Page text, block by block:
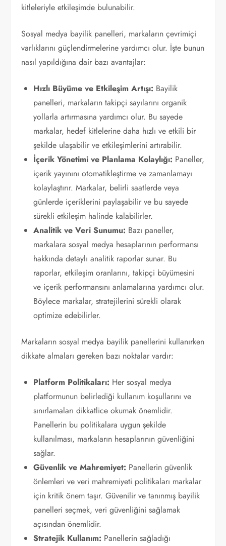
kitleleriyle etkileşimde bulunabilir.
Sosyal medya bayilik panelleri, markaların çevrimiçi
varlıklarını güçlendirmelerine yardımcı olur. İşte bunun
nasıl yapıldığına dair bazı avantajlar:
Hızlı Büyüme ve Etkileşim Artışı: Bayilik
panelleri, markaların takipçi sayılarını organik
yollarla artırmasına yardımcı olur. Bu sayede
markalar, hedef kitlelerine daha hızlı ve etkili bir
şekilde ulaşabilir ve etkileşimlerini artırabilir.
İçerik Yönetimi ve Planlama Kolaylığı: Paneller,
içerik yayınını otomatikleştirme ve zamanlamayı
kolaylaştırır. Markalar, belirli saatlerde veya
günlerde içeriklerini paylaşabilir ve bu sayede
sürekli etkileşim halinde kalabilirler.
Analitik ve Veri Sunumu: Bazı paneller,
markalara sosyal medya hesaplarının performansı
hakkında detaylı analitik raporlar sunar. Bu
raporlar, etkileşim oranlarını, takipçi büyümesini
ve içerik performansını anlamalarına yardımcı olur.
Böylece markalar, stratejilerini sürekli olarak
optimize edebilirler.
Markaların sosyal medya bayilik panellerini kullanırken
dikkate almaları gereken bazı noktalar vardır:
Platform Politikaları: Her sosyal medya
platformunun belirlediği kullanım koşullarını ve
sınırlamaları dikkatlice okumak önemlidir.
Panellerin bu politikalara uygun şekilde
kullanılması, markaların hesaplarının güvenliğini
sağlar.
Güvenlik ve Mahremiyet: Panellerin güvenlik
önlemleri ve veri mahremiyeti politikaları markalar
için kritik önem taşır. Güvenilir ve tanınmış bayilik
panelleri seçmek, veri güvenliğini sağlamak
açısından önemlidir.
Stratejik Kullanım: Panellerin sağladığı